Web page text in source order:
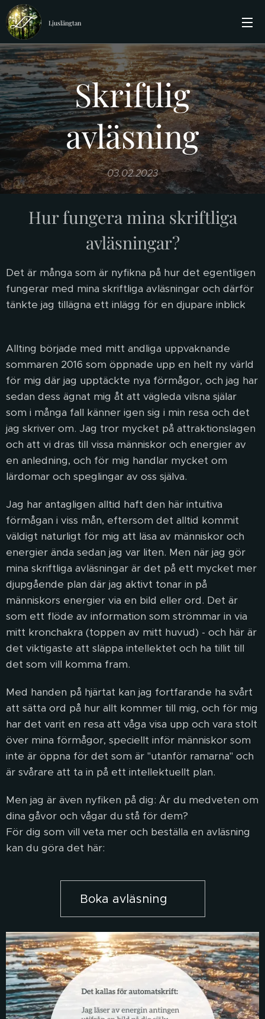
Ljuslängtan
Skriftlig
avläsning
03.02.2023
Hur fungera mina skriftliga
avläsningar?
Det är många som är nyfikna på hur det egentligen
fungerar med mina skriftliga avläsningar och därför
tänkte jag tillägna ett inlägg för en djupare inblick
Allting började med mitt andliga uppvaknande
sommaren 2016 som öppnade upp en helt ny värld
för mig där jag upptäckte nya förmågor, och jag har
sedan dess ägnat mig åt att vägleda vilsna själar
som i många fall känner igen sig i min resa och det
jag skriver om. Jag tror mycket på attraktionslagen
och att vi dras till vissa människor och energier av
en anledning, och för mig handlar mycket om
lärdomar och speglingar av oss själva.
Jag har antagligen alltid haft den här intuitiva
förmågan i viss mån, eftersom det alltid kommit
väldigt naturligt för mig att läsa av människor och
energier ända sedan jag var liten. Men när jag gör
mina skriftliga avläsningar är det på ett mycket mer
djupgående plan där jag aktivt tonar in på
människors energier via en bild eller ord. Det är
som ett flöde av information som strömmar in via
mitt kronchakra (toppen av mitt huvud) - och här är
det viktigaste att släppa intellektet och ha tillit till
det som vill komma fram.
Med handen på hjärtat kan jag fortfarande ha svårt
att sätta ord på hur allt kommer till mig, och för mig
har det varit en resa att våga visa upp och vara stolt
över mina förmågor, speciellt inför människor som
inte är öppna för det som är "utanför ramarna" och
är svårare att ta in på ett intellektuellt plan.
Men jag är även nyfiken på dig: Är du medveten om
dina gåvor och vågar du stå för dem?
För dig som vill veta mer och beställa en avläsning
kan du göra det här:
Boka avläsning 🧡